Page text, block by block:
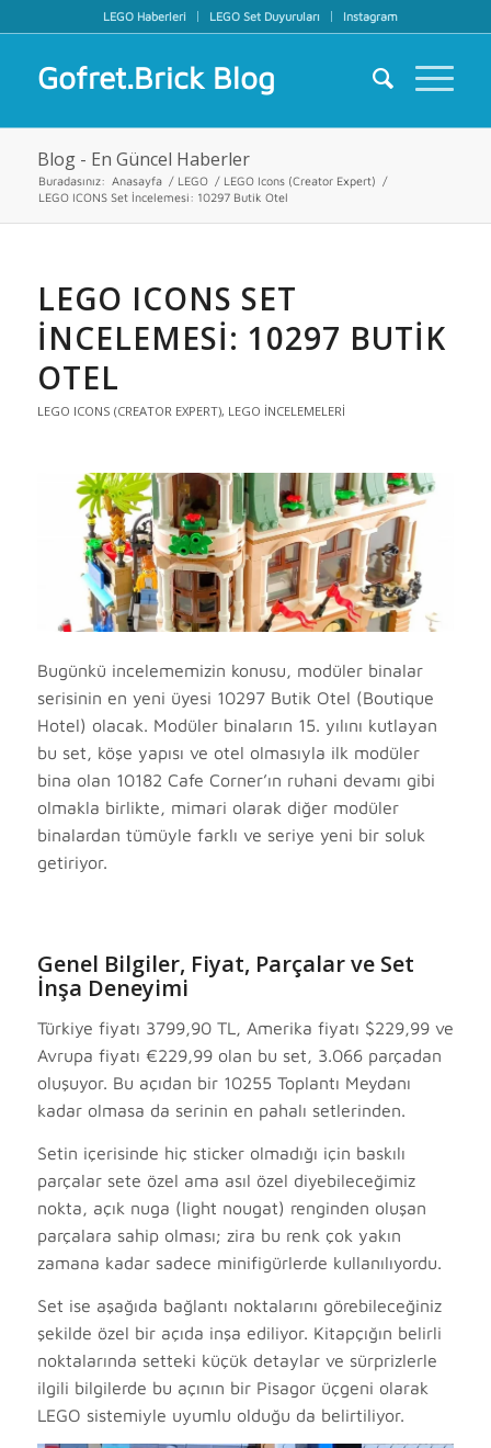
LEGO Haberleri LEGO Set Duyuruları Instagram
Gofret.Brick Blog
Blog - En Güncel Haberler
Buradasınız: Anasayfa / LEGO / LEGO Icons (Creator Expert)
/
LEGO ICONS Set İncelemesi: 10297 Butik Otel
LEGO ICONS SET
İNCELEMESI: 10297 BUTIK
OTEL
LEGO ICONS (CREATOR EXPERT), LEGO İNCELEMELERI
Bugünkü incelememizin konusu, modüler binalar
serisinin en yeni üyesi 10297 Butik Otel (Boutique
Hotel) olacak. Modüler binaların 15. yılını kutlayan
bu set, köşe yapısı ve otel olmasıyla ilk modüler
bina olan 10182 Cafe Corner’ın ruhani devamı gibi
olmakla birlikte, mimari olarak diğer modüler
binalardan tümüyle farklı ve seriye yeni bir soluk
getiriyor.
Genel Bilgiler, Fiyat, Parçalar ve Set
İnşa Deneyimi
Türkiye fiyatı 3799,90 TL, Amerika fiyatı $229,99 ve
Avrupa fiyatı €229,99 olan bu set, 3.066 parçadan
oluşuyor. Bu açıdan bir 10255 Toplantı Meydanı
kadar olmasa da serinin en pahalı setlerinden.
Setin içerisinde hiç sticker olmadığı için baskılı
parçalar sete özel ama asıl özel diyebileceğimiz
nokta, açık nuga (light nougat) renginden oluşan
parçalara sahip olması; zira bu renk çok yakın
zamana kadar sadece minifigürlerde kullanılıyordu.
Set ise aşağıda bağlantı noktalarını görebileceğiniz
şekilde özel bir açıda inşa ediliyor. Kitapçığın belirli
noktalarında setteki küçük detaylar ve sürprizlerle
ilgili bilgilerde bu açının bir Pisagor üçgeni olarak
LEGO sistemiyle uyumlu olduğu da belirtiliyor.